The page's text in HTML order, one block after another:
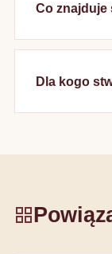
Co znajduje
Dla kogo